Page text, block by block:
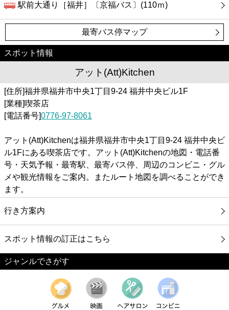
駅前大通り［福井］〔京福バス〕(110ｍ)
最寄バス停マップ
スポット情報
アット(Att)Kitchen
[住所]福井県福井市中央1丁目9-24 福井中央ビル1F
[業種]喫茶店
[電話番号]0776-97-8061
アット(Att)Kitchenは福井県福井市中央1丁目9-24 福井中央ビ
ル1Fにある喫茶店です。アット(Att)Kitchenの地図・電話番
号・天気予報・最寄駅、最寄バス停、周辺のコンビニ・グル
メや観光情報をご案内。またルート地図を調べることができ
ます。
行き方案内
スポット情報の訂正はこちら
ジャンルでさがす